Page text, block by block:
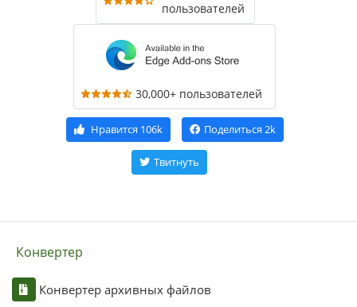
пользователей
30,000+ пользователей
Нравится 106k Поделиться 2k
Твитнуть
Конвертер
Конвертер архивных файлов